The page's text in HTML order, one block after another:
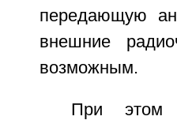
передающую
внешние
возможным.
При этом